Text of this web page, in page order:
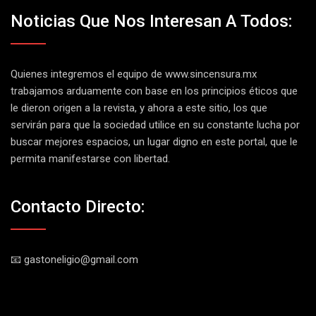
Noticias Que Nos Interesan A Todos:
Quienes integremos el equipo de www.sincensura.mx
trabajamos arduamente con base en los principios éticos que
le dieron origen a la revista, y ahora a este sitio, los que
servirán para que la sociedad utilice en su constante lucha por
buscar mejores espacios, un lugar digno en este portal, que le
permita manifestarse con libertad.
Contacto Directo:
📧 gastoneligio@gmail.com